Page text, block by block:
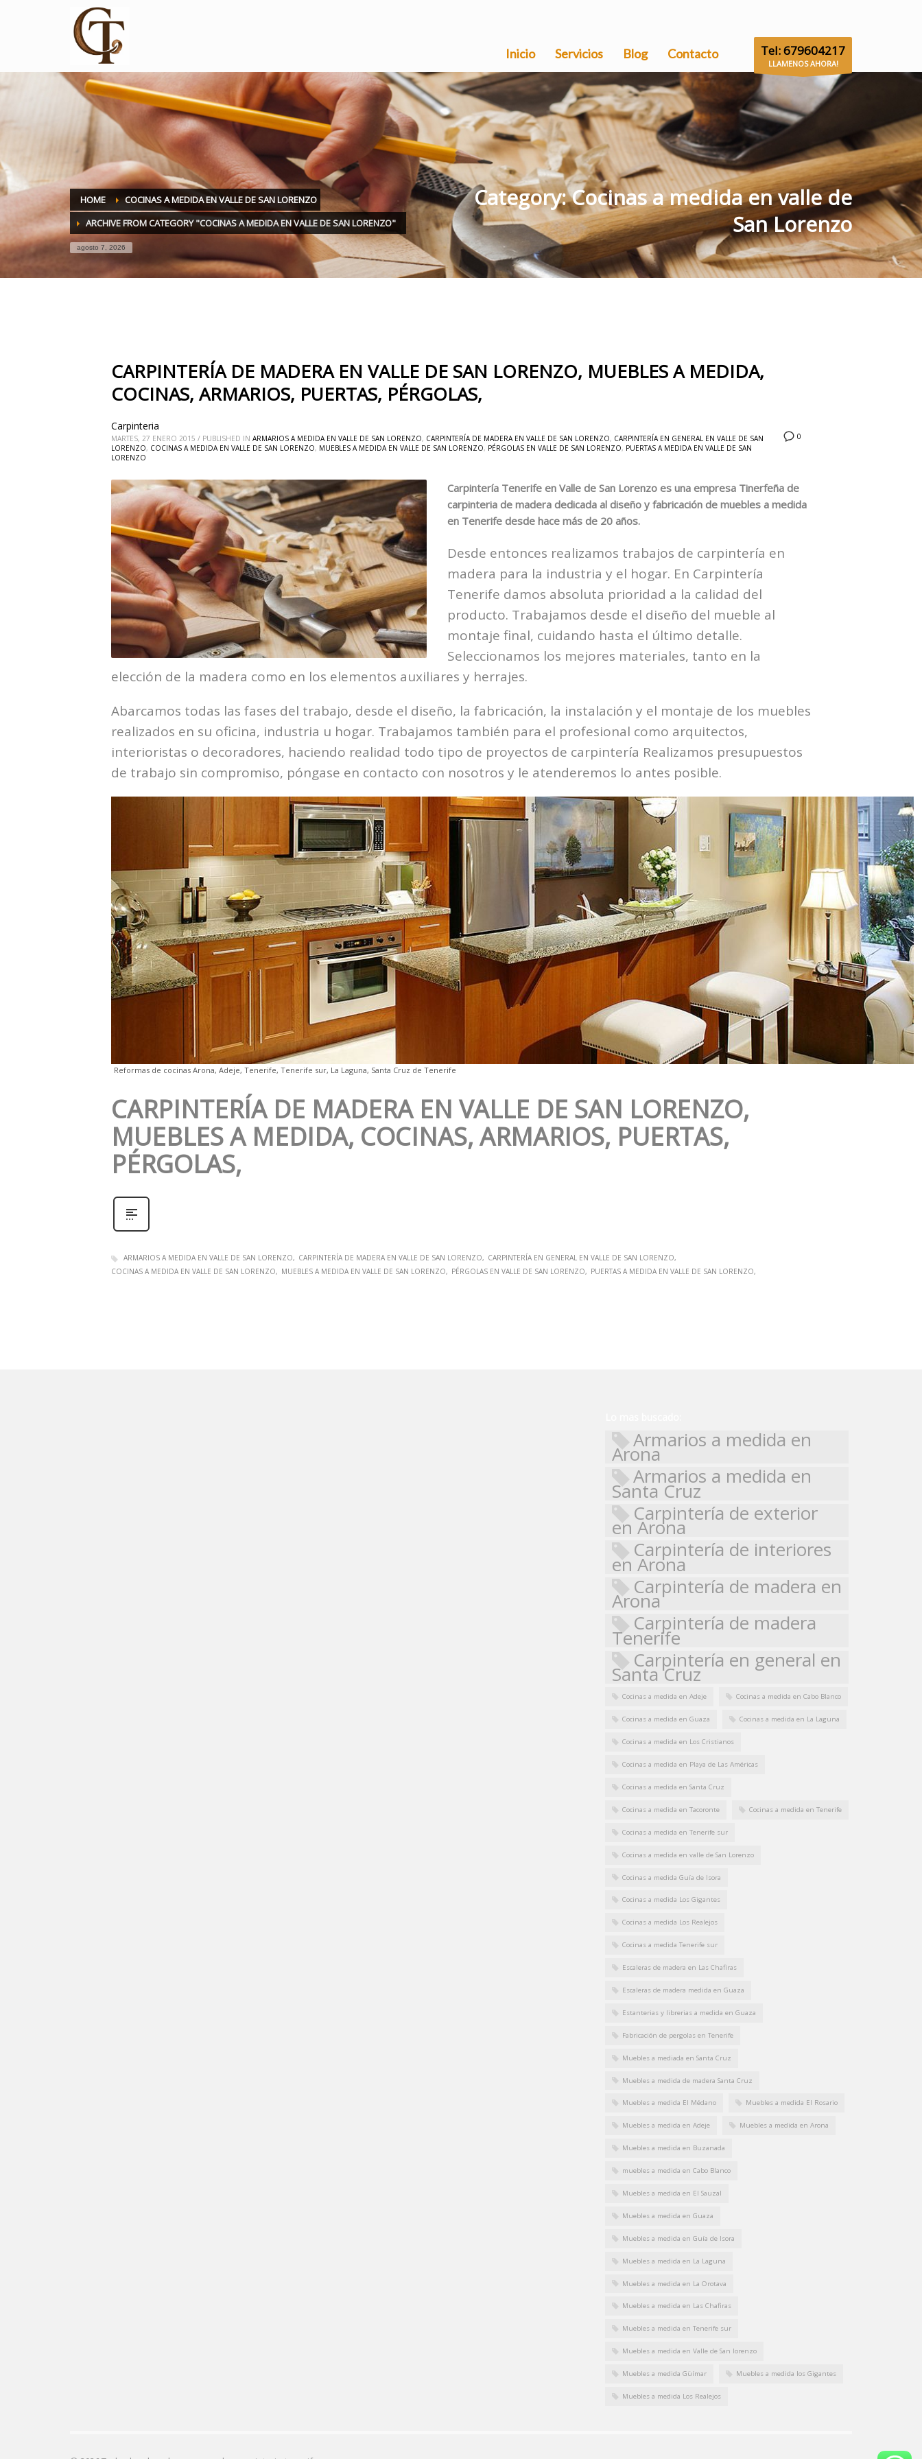
Inicio Servicios Blog Contacto Tel: 679604217
LLAMENOS AHORA!
HOME
COCINAS A MEDIDA EN VALLE DE SAN LORENZO
ARCHIVE FROM CATEGORY "COCINAS A MEDIDA EN VALLE DE SAN LORENZO"
agosto 7, 2026
Category: Cocinas a medida en valle de
San Lorenzo
CARPINTERÍA DE MADERA EN VALLE DE SAN LORENZO, MUEBLES A MEDIDA,
COCINAS, ARMARIOS, PUERTAS, PÉRGOLAS,
0
Carpinteria
MARTES, 27 ENERO 2015 / PUBLISHED IN ARMARIOS A MEDIDA EN VALLE DE SAN LORENZO, CARPINTERÍA DE MADERA EN VALLE DE SAN LORENZO, CARPINTERÍA EN GENERAL EN VALLE DE SAN
LORENZO, COCINAS A MEDIDA EN VALLE DE SAN LORENZO, MUEBLES A MEDIDA EN VALLE DE SAN LORENZO, PÉRGOLAS EN VALLE DE SAN LORENZO, PUERTAS A MEDIDA EN VALLE DE SAN
LORENZO
Carpintería Tenerife en Valle de San Lorenzo es una empresa Tinerfeña de
carpinteria de madera dedicada al diseño y fabricación de muebles a medida
en Tenerife desde hace más de 20 años.
Desde entonces realizamos trabajos de carpintería en
madera para la industria y el hogar. En Carpintería
Tenerife damos absoluta prioridad a la calidad del
producto. Trabajamos desde el diseño del mueble al
montaje final, cuidando hasta el último detalle.
Seleccionamos los mejores materiales, tanto en la
elección de la madera como en los elementos auxiliares y herrajes.
Abarcamos todas las fases del trabajo, desde el diseño, la fabricación, la instalación y el montaje de los muebles
realizados en su oficina, industria u hogar. Trabajamos también para el profesional como arquitectos,
interioristas o decoradores, haciendo realidad todo tipo de proyectos de carpintería Realizamos presupuestos
de trabajo sin compromiso, póngase en contacto con nosotros y le atenderemos lo antes posible.
Reformas de cocinas Arona, Adeje, Tenerife, Tenerife sur, La Laguna, Santa Cruz de Tenerife
CARPINTERÍA DE MADERA EN VALLE DE SAN LORENZO,
MUEBLES A MEDIDA, COCINAS, ARMARIOS, PUERTAS,
PÉRGOLAS,
ARMARIOS A MEDIDA EN VALLE DE SAN LORENZO CARPINTERÍA DE MADERA EN VALLE DE SAN LORENZO
CARPINTERÍA EN GENERAL EN VALLE DE SAN LORENZO
COCINAS A MEDIDA EN VALLE DE SAN LORENZO
MUEBLES A MEDIDA EN VALLE DE SAN LORENZO PÉRGOLAS EN VALLE DE SAN LORENZO PUERTAS A MEDIDA EN VALLE DE SAN LORENZO
Armarios a medida en
Arona
Armarios a medida en
Santa Cruz
Carpintería de exterior
en Arona
Carpintería de interiores
en Arona
Carpintería de madera en
Arona
Carpintería de madera
Tenerife
Carpintería en general en
Santa Cruz
Cocinas a medida en Adeje Cocinas a medida en Cabo Blanco
Cocinas a medida en Guaza Cocinas a medida en La Laguna
Cocinas a medida en Los Cristianos
Cocinas a medida en Playa de Las Américas
Cocinas a medida en Santa Cruz
Cocinas a medida en Tacoronte Cocinas a medida en Tenerife
Cocinas a medida en Tenerife sur
Cocinas a medida en valle de San Lorenzo
Cocinas a medida Guía de Isora
Cocinas a medida Los Gigantes
Cocinas a medida Los Realejos
Cocinas a medida Tenerife sur
Escaleras de madera en Las Chafiras
Escaleras de madera medida en Guaza
Estanterias y librerias a medida en Guaza
Fabricación de pergolas en Tenerife
Muebles a mediada en Santa Cruz
Muebles a medida de madera Santa Cruz
Muebles a medida El Médano Muebles a medida El Rosario
Muebles a medida en Adeje Muebles a medida en Arona
Muebles a medida en Buzanada
muebles a medida en Cabo Blanco
Muebles a medida en El Sauzal
Muebles a medida en Guaza
Muebles a medida en Guía de Isora
Muebles a medida en La Laguna
Muebles a medida en La Orotava
Muebles a medida en Las Chafiras
Muebles a medida en Tenerife sur
Muebles a medida en Valle de San lorenzo
Muebles a medida Güímar Muebles a medida los Gigantes
Muebles a medida Los Realejos